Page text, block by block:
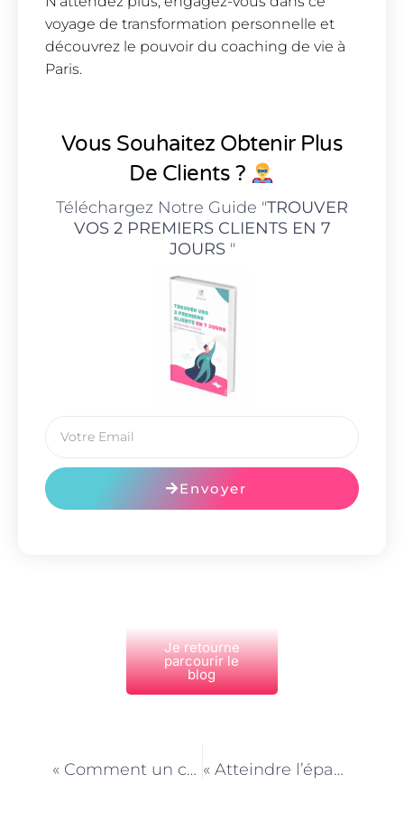
voyage de transformation personnelle et
découvrez le pouvoir du coaching de vie à
Paris.
Vous Souhaitez Obtenir Plus
De Clients ?
Téléchargez Notre Guide "TROUVER
VOS 2 PREMIERS CLIENTS EN 7
JOURS"
Envoyer
Je retourne
parcourir le
blog
« Comment un coach de vie à Paris peut vous aider à surmonter les obstacles » « Atteindre l’épanouissement personnel grâce à un coach de vie à Paris »